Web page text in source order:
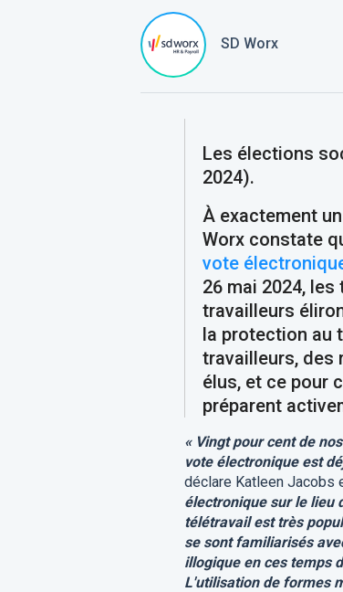
SD Worx
Les élections
2024).
À exactement
Worx constate
vote
26 mai 2024,
travailleurs
la protection au
travailleurs, des
élus, et ce pour
préparent
« Vingt pour cent de
vote électronique est
déclare Katleen Jacobs
électronique sur le lieu
télétravail est très
se sont familiarisés
illogique en ces temps
L'utilisation de formes